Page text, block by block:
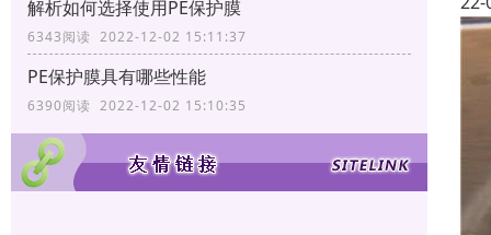
解析如何选择使用PE保护膜
6343阅读 2022-12-02 15:11:37
PE保护膜具有哪些性能
6390阅读 2022-12-02 15:10:35